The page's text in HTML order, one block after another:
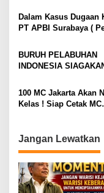
MOMENTUM JANGAN WARISI
KEJAYAAN. WARISI
KEBERANIAN UNTUK
Dalam Kasus Dugaan
PT APBI Surabaya (
Prestasi Penegakan
Jangan Dibangun di
BURUH PELABUHAN
INDONESIA
100 MC Jakarta Akan
Kelas ! Siap Cetak MC
Jangan Lewatkan